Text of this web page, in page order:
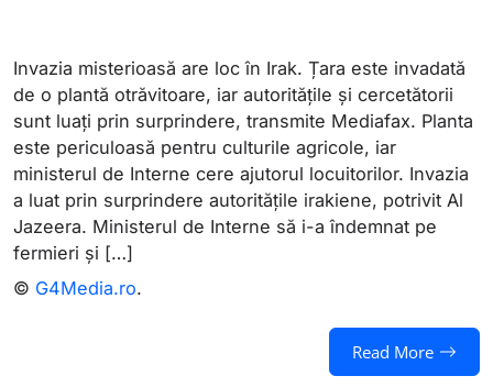
Invazia misterioasă are loc în Irak. Țara este invadată
de o plantă otrăvitoare, iar autoritățile și cercetătorii
sunt luați prin surprindere, transmite Mediafax. Planta
este periculoasă pentru culturile agricole, iar
ministerul de Interne cere ajutorul locuitorilor. Invazia
a luat prin surprindere autoritățile irakiene, potrivit Al
Jazeera. Ministerul de Interne să i-a îndemnat pe
fermieri și […]
© G4Media.ro.
Read More